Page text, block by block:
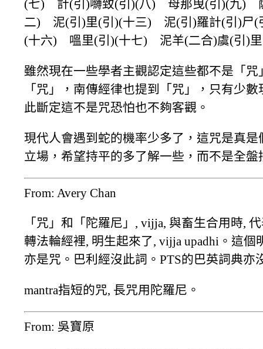
(七) 計(引)嚩致(引)(八) 母那曳(引)(九)
二) 泥(引)里(引)(十三) 泥(引)羅計(引)尸
(十六) 嗢里(引)(十七) 泥羊(二合)虞(引)里
雖然現在一些學者主觀認定這些都不是「
「咒」，南傳經律也提到「咒」，只有少
此斷定這不是咒恐怕也不夠客觀。
現代人會遇到蛇的機率少多了，這咒是真
立場，希望持平的多了解一些，而不是全
From: Avery Chan
「咒」和「陀羅尼」, vijja, 與畜生合用時,
轉法輪經裡, 明生起來了, vijja upadhi。這
亦是咒。巴利經沒此詞。PTS的巴英詞典亦
mantra指短的咒, 長咒用陀羅尼。
From: 吳寶原